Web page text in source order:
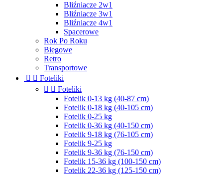
Bliźniacze 2w1
Bliźniacze 3w1
Bliźniacze 4w1
Spacerowe
Rok Po Roku
Biegowe
Retro
Transportowe
  Foteliki
  Foteliki
Fotelik 0-13 kg (40-87 cm)
Fotelik 0-18 kg (40-105 cm)
Fotelik 0-25 kg
Fotelik 0-36 kg (40-150 cm)
Fotelik 9-18 kg (76-105 cm)
Fotelik 9-25 kg
Fotelik 9-36 kg (76-150 cm)
Fotelik 15-36 kg (100-150 cm)
Fotelik 22-36 kg (125-150 cm)